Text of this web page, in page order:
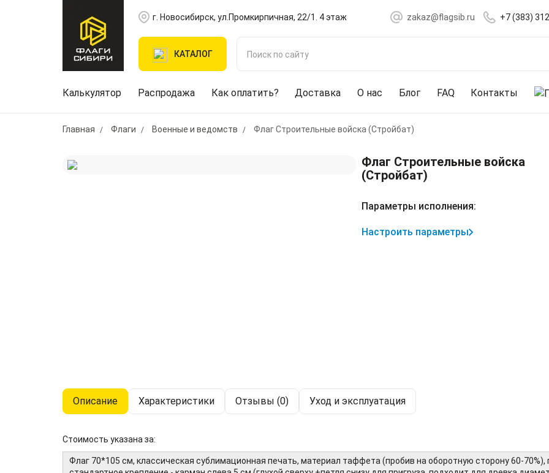
г. Новосибирск, ул.Промкирпичная, 22/1. 4 этаж zakaz@flagsib.ru +7 (383)
КАТАЛОГ
Калькулятор Распродажа Как оплатить? Доставка О нас Блог FAQ Контакты
Главная Флаги Военные и ведомств Флаг Строительные войска (Стройбат)
Флаг Строительные войска
(Стройбат)
Параметры исполнения:
Настроить параметры
Описание Характеристики Отзывы (0) Уход и эксплуатация
Стоимость указана за:
Флаг 70*105 см, классическая сублимационная печать, материал таффета (пробив на оборотную сторону 60-